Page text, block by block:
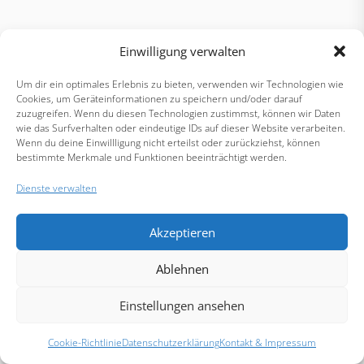
Einwilligung verwalten
Um dir ein optimales Erlebnis zu bieten, verwenden wir Technologien wie
Cookies, um Geräteinformationen zu speichern und/oder darauf
zuzugreifen. Wenn du diesen Technologien zustimmst, können wir Daten
wie das Surfverhalten oder eindeutige IDs auf dieser Website verarbeiten.
Wenn du deine Einwillligung nicht erteilst oder zurückziehst, können
bestimmte Merkmale und Funktionen beeinträchtigt werden.
Dienste verwalten
Akzeptieren
Ablehnen
Einstellungen ansehen
Cookie-RichtlinieDatenschutzerklärungKontakt & Impressum